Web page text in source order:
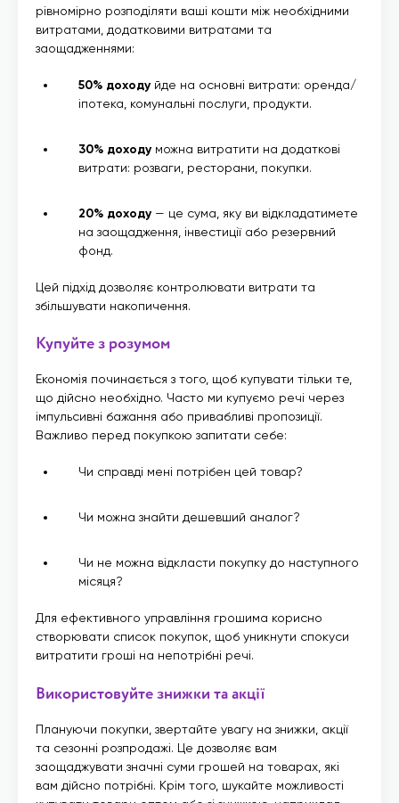
рівномірно розподіляти ваші кошти між необхідними
витратами, додатковими витратами та
заощадженнями:
50% доходу йде на основні витрати: оренда/
іпотека, комунальні послуги, продукти.
30% доходу можна витратити на додаткові
витрати: розваги, ресторани, покупки.
20% доходу — це сума, яку ви відкладатимете
на заощадження, інвестиції або резервний
фонд.
Цей підхід дозволяє контролювати витрати та
збільшувати накопичення.
Купуйте з розумом
Економія починається з того, щоб купувати тільки те,
що дійсно необхідно. Часто ми купуємо речі через
імпульсивні бажання або привабливі пропозиції.
Важливо перед покупкою запитати себе:
Чи справді мені потрібен цей товар?
Чи можна знайти дешевший аналог?
Чи не можна відкласти покупку до наступного
місяця?
Для ефективного управління грошима корисно
створювати список покупок, щоб уникнути спокуси
витратити гроші на непотрібні речі.
Використовуйте знижки та акції
Плануючи покупки, звертайте увагу на знижки, акції
та сезонні розпродажі. Це дозволяє вам
заощаджувати значні суми грошей на товарах, які
вам дійсно потрібні. Крім того, шукайте можливості